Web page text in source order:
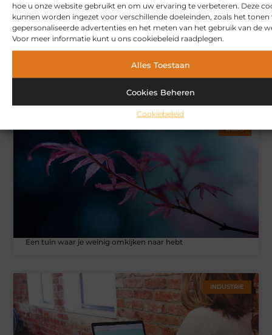
hoe u onze website gebruikt en om uw ervaring te verbeteren. Deze
kunnen worden ingezet voor verschillende doeleinden, zoals het tonen
gepersonaliseerde advertenties en het meten van het gebruik van de
Voor meer informatie kunt u ons cookiebeleid raadplegen.
Alles Toestaan
Cookies Beheren
Cookiebeleid
BLOG
Een tuin waar je weinig omkijken naar hebt
INDUSTRIE